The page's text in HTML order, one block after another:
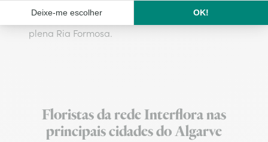
através duma extensa ponte em madeira em
plena Ria Formosa.
Floristas da rede Interflora nas
principais cidades do Algarve